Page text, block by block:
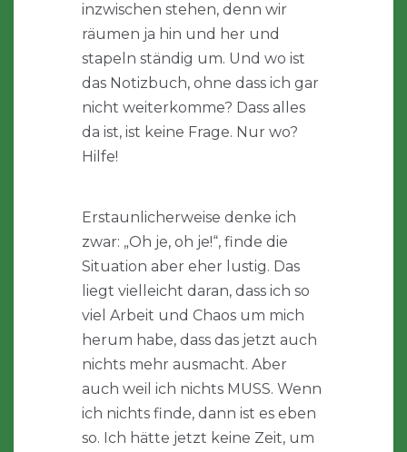
inzwischen stehen, denn wir
räumen ja hin und her und
stapeln ständig um. Und wo ist
das Notizbuch, ohne dass ich gar
nicht weiterkomme? Dass alles
da ist, ist keine Frage. Nur wo?
Hilfe!
Erstaunlicherweise denke ich
zwar: „Oh je, oh je!“, finde die
Situation aber eher lustig. Das
liegt vielleicht daran, dass ich so
viel Arbeit und Chaos um mich
herum habe, dass das jetzt auch
nichts mehr ausmacht. Aber
auch weil ich nichts MUSS. Wenn
ich nichts finde, dann ist es eben
so. Ich hätte jetzt keine Zeit, um